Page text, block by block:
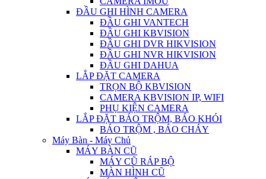
ĐẦU GHI HÌNH CAMERA
ĐẦU GHI VANTECH
ĐẦU GHI KBVISION
ĐẦU GHI DVR HIKVISION
ĐẦU GHI NVR HIKVISION
ĐẦU GHI DAHUA
LẮP ĐẶT CAMERA
TRỌN BỘ KBVISION
CAMERA KBVISION IP, WIFI
PHỤ KIỆN CAMERA
LẮP ĐẶT BÁO TRỘM, BÁO KHÓI
BÁO TRỘM , BÁO CHÁY
Máy Bàn - Máy Chủ
MÁY BÀN CŨ
MÁY CŨ RÁP BỘ
MÀN HÌNH CŨ